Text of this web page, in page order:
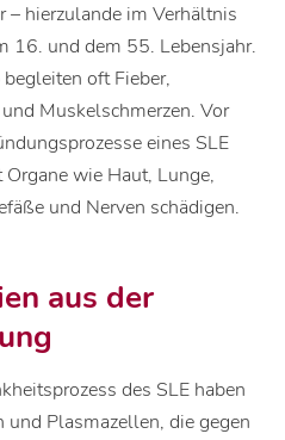
hierzulande im Verhältnis
16. und dem 55. Lebensjahr.
oft Fieber,
Muskelschmerzen. Vor
eines SLE
wie Haut, Lunge,
und Nerven schädigen.
aus der
des SLE haben
Plasmazellen, die gegen